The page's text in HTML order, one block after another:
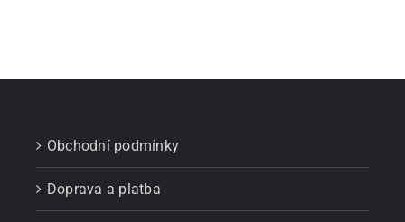
Obchodní podmínky
Doprava a platba